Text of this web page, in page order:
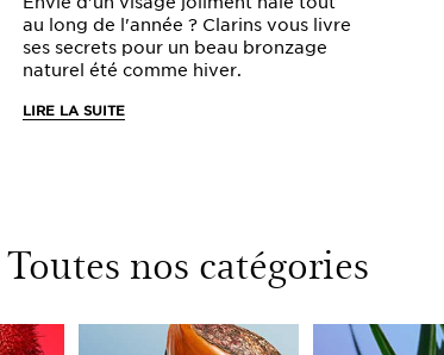
au long de l'année ? Clarins vous livre
ses secrets pour un beau bronzage
naturel été comme hiver.
LIRE LA SUITE
Toutes nos catégories